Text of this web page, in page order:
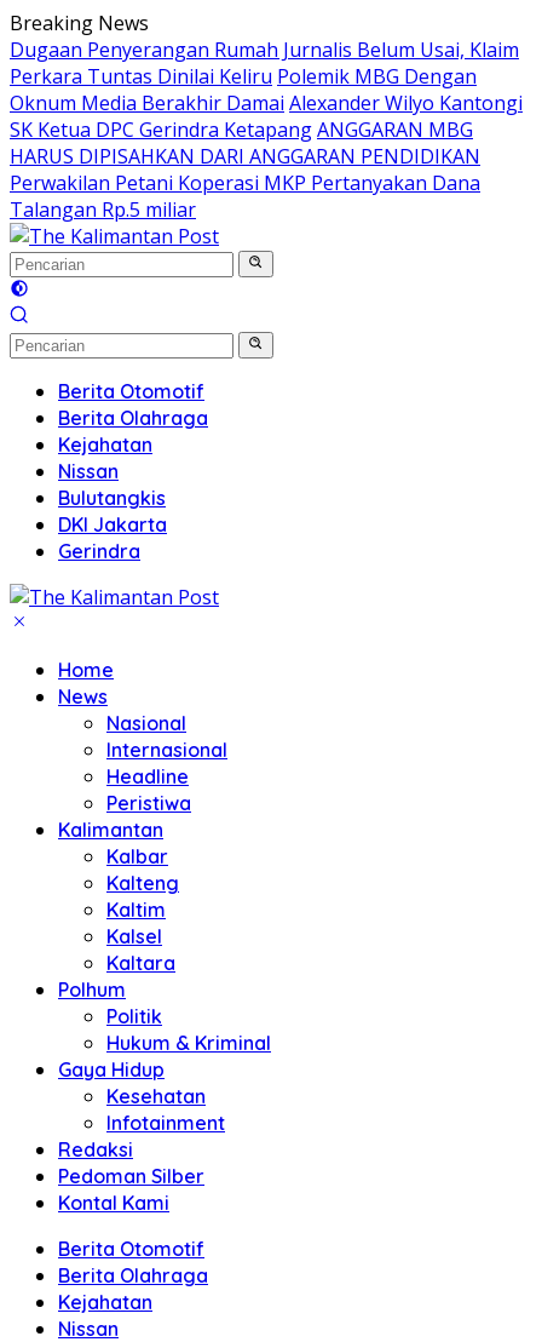
Langsung
ke
konten
Breaking News
Dugaan Penyerangan Rumah Jurnalis Belum Usai, Klaim
Perkara Tuntas Dinilai Keliru Polemik MBG Dengan
Oknum Media Berakhir Damai Alexander Wilyo Kantongi
SK Ketua DPC Gerindra KetapangANGGARAN MBG
HARUS DIPISAHKAN DARI ANGGARAN PENDIDIKAN
Perwakilan Petani Koperasi MKP Pertanyakan Dana
Talangan Rp.5 miliar
Berita Otomotif
Berita Olahraga
Kejahatan
Nissan
Bulutangkis
DKI Jakarta
Gerindra
Home
News
Nasional
Internasional
Headline
Peristiwa
Kalimantan
Kalbar
Kalteng
Kaltim
Kalsel
Kaltara
Polhum
Politik
Hukum & Kriminal
Gaya Hidup
Kesehatan
Infotainment
Redaksi
Pedoman Silber
Kontal Kami
Berita Otomotif
Berita Olahraga
Kejahatan
Nissan